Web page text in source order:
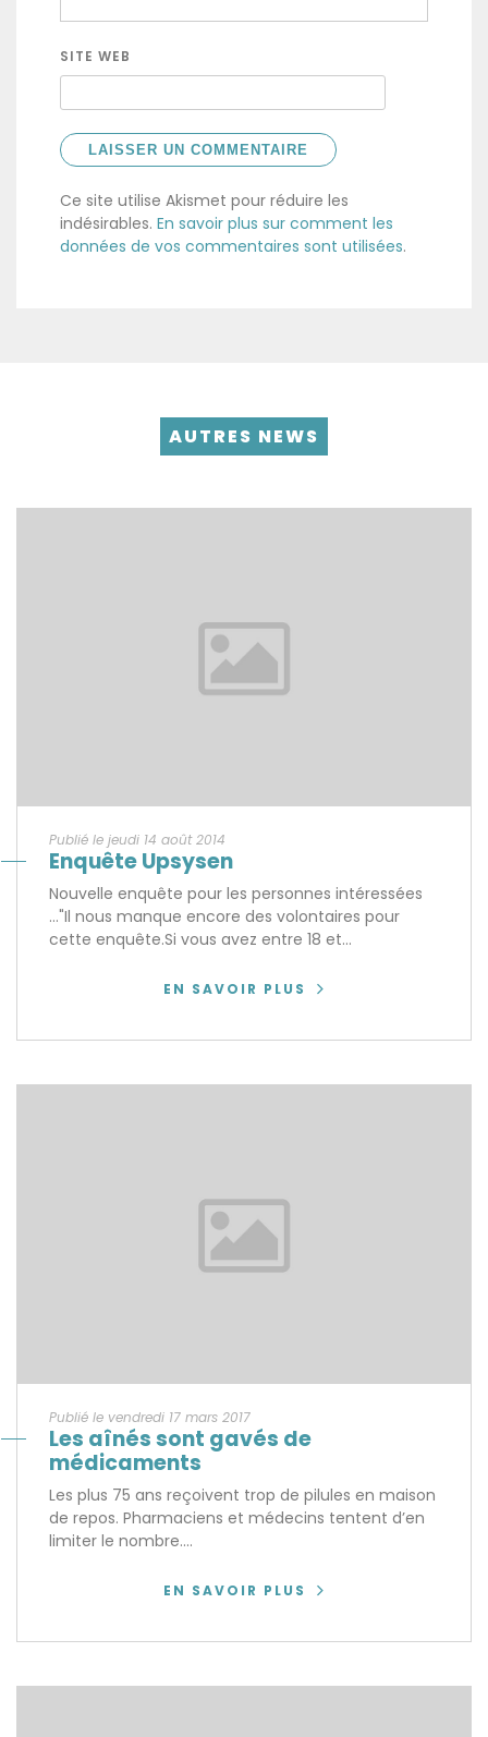
SITE WEB
Ce site utilise Akismet pour réduire les
indésirables. En savoir plus sur comment les
données de vos commentaires sont utilisées.
AUTRES NEWS
Publié le jeudi 14 août 2014
Enquête Upsysen
Nouvelle enquête pour les personnes intéressées
…"Il nous manque encore des volontaires pour
cette enquête.Si vous avez entre 18 et...
EN SAVOIR PLUS
Publié le vendredi 17 mars 2017
Les aînés sont gavés de
médicaments
Les plus 75 ans reçoivent trop de pilules en maison
de repos. Pharmaciens et médecins tentent d’en
limiter le nombre....
EN SAVOIR PLUS